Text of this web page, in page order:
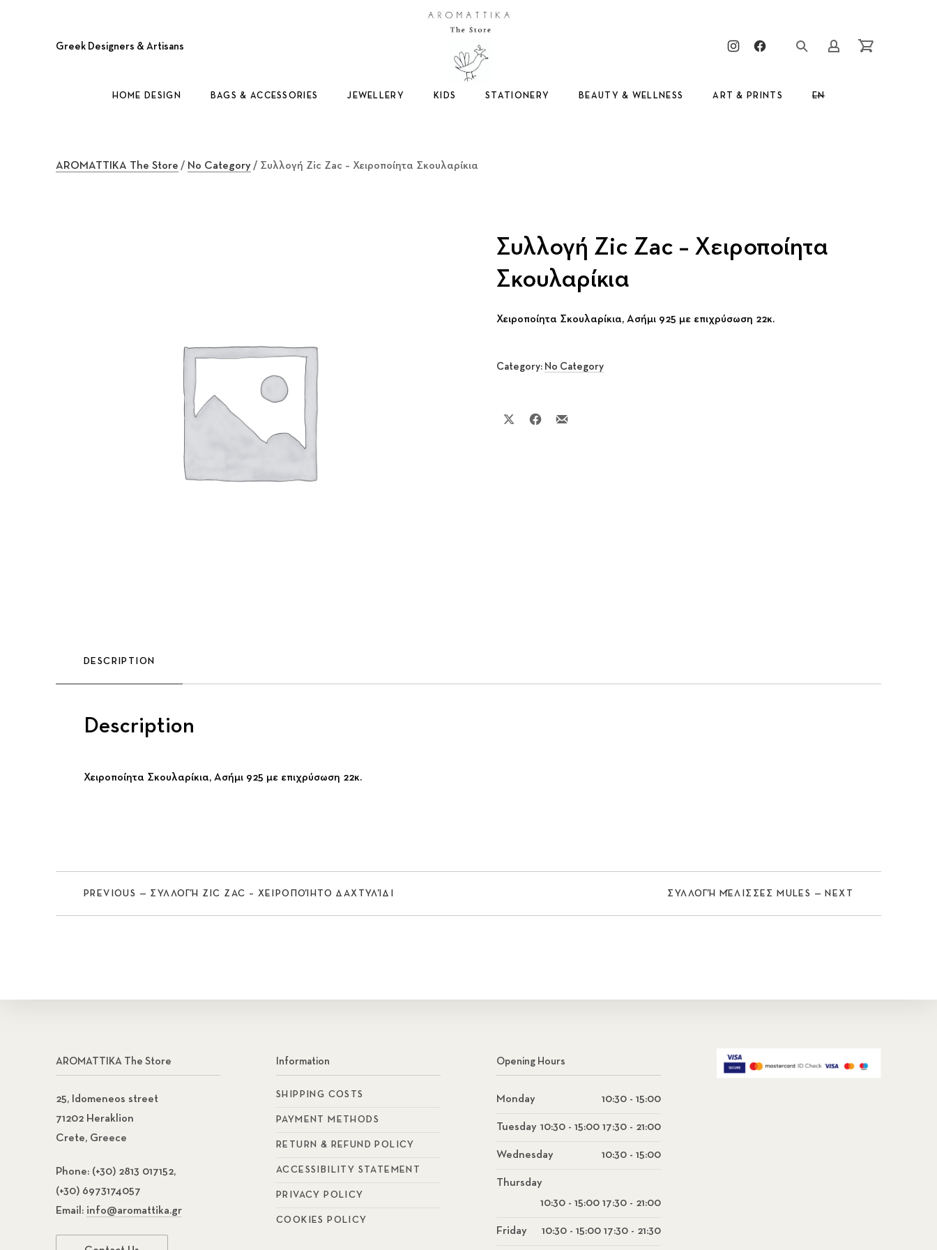
Greek Designers & Artisans
Logo New Window
New Window
HOME DESIGN BAGS & ACCESSORIES JEWELLERY KIDS STATIONERY BEAUTY & WELLNESS ART & PRINTS EN
AROMATTIKA The Store / No Category/ Συλλογή Zic Zac – Χειροποίητα Σκουλαρίκια
Συλλογή Zic Zac – Χειροποίητα
Σκουλαρίκια
Χειροποίητα Σκουλαρίκια, Ασήμι 925 με επιχρύσωση 22κ.
Category: No Category
Share on XShare on Facebook
DESCRIPTION
Description
Χειροποίητα Σκουλαρίκια, Ασήμι 925 με επιχρύσωση 22κ.
PREVIOUS — ΣΥΛΛΟΓΉ ZIC ZAC – ΧΕΙΡΟΠΟΊΗΤΟ ΔΑΧΤΥΛΊΔΙ ΣΥΛΛΟΓΉ ΜΈΛΙΣΣΕΣ MULES — NEXT
AROMATTIKA The Store
25, Idomeneos street
71202 Heraklion
Crete, Greece
Phone: (+30) 2813 017152,
(+30) 6973174057
Email: info@aromattika.gr
Information
SHIPPING COSTS
PAYMENT METHODS
RETURN & REFUND POLICY
ACCESSIBILITY STATEMENT
PRIVACY POLICY
COOKIES POLICY
Opening Hours
Monday 10:30 - 15:00
Tuesday 10:30 - 15:00 17:30 - 21:00
Wednesday 10:30 - 15:00
Thursday
10:30 - 15:00 17:30 - 21:00
Friday 10:30 - 15:00 17:30 - 21:30